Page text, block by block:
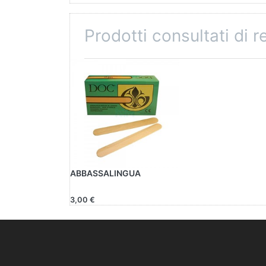
Prodotti consultati di
ABBASSALINGUA
3,00 €